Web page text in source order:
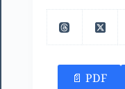
PDF 📄